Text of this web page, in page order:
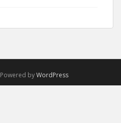
Powered byWordPress